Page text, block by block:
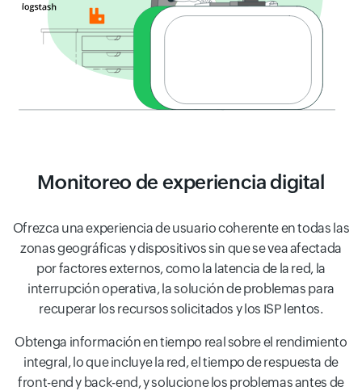
Monitoreo de experiencia digital
Ofrezca una experiencia de usuario coherente en todas las
zonas geográficas y dispositivos sin que se vea afectada
por factores externos, como la latencia de la red, la
interrupción operativa, la solución de problemas para
recuperar los recursos solicitados y los ISP lentos.
Obtenga información en tiempo real sobre el rendimiento
integral, lo que incluye la red, el tiempo de respuesta de
front-end y back-end, y solucione los problemas antes de